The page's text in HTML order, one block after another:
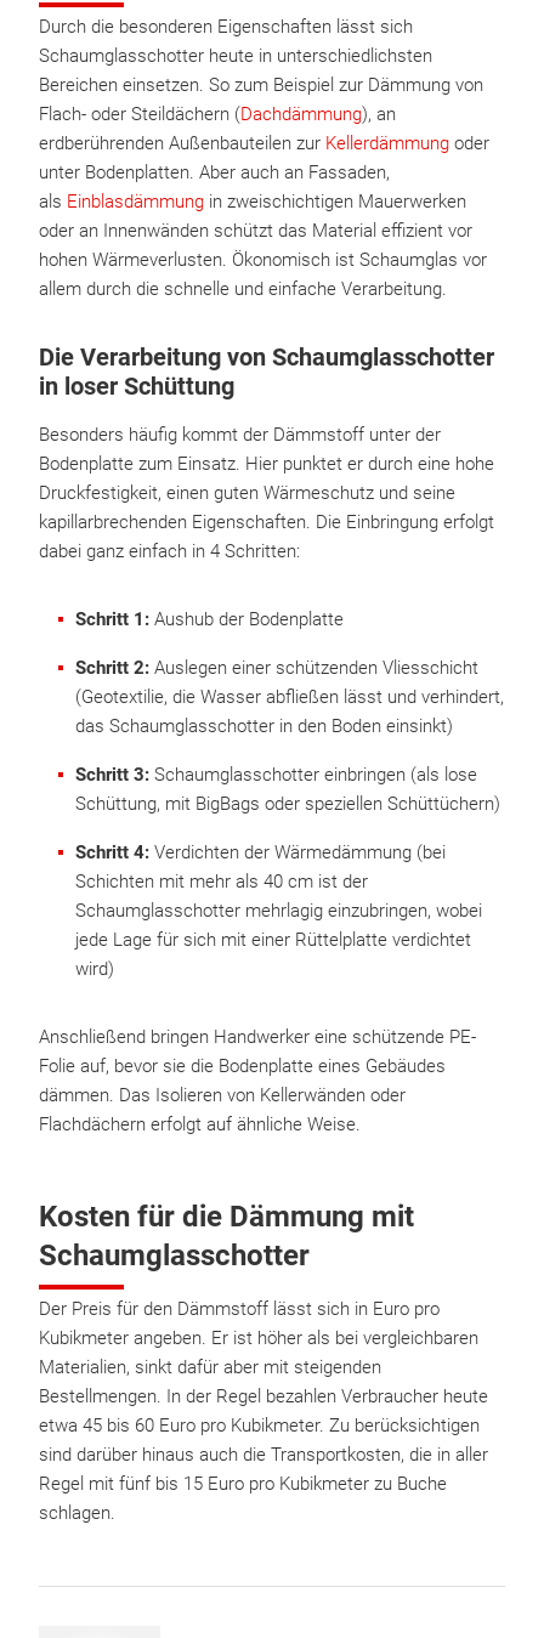
Durch die besonderen Eigenschaften lässt sich
Schaumglasschotter heute in unterschiedlichsten
Bereichen einsetzen. So zum Beispiel zur Dämmung von
Flach- oder Steildächern (Dachdämmung), an
erdberührenden Außenbauteilen zur Kellerdämmung oder
unter Bodenplatten. Aber auch an Fassaden,
als Einblasdämmung in zweischichtigen Mauerwerken
oder an Innenwänden schützt das Material effizient vor
hohen Wärmeverlusten. Ökonomisch ist Schaumglas vor
allem durch die schnelle und einfache Verarbeitung.
Die Verarbeitung von Schaumglasschotter
in loser Schüttung
Besonders häufig kommt der Dämmstoff unter der
Bodenplatte zum Einsatz. Hier punktet er durch eine hohe
Druckfestigkeit, einen guten Wärmeschutz und seine
kapillarbrechenden Eigenschaften. Die Einbringung erfolgt
dabei ganz einfach in 4 Schritten:
Schritt 1: Aushub der Bodenplatte
Schritt 2: Auslegen einer schützenden Vliesschicht
(Geotextilie, die Wasser abfließen lässt und verhindert,
das Schaumglasschotter in den Boden einsinkt)
Schritt 3: Schaumglasschotter einbringen (als lose
Schüttung, mit BigBags oder speziellen Schüttüchern)
Schritt 4: Verdichten der Wärmedämmung (bei
Schichten mit mehr als 40 cm ist der
Schaumglasschotter mehrlagig einzubringen, wobei
jede Lage für sich mit einer Rüttelplatte verdichtet
wird)
Anschließend bringen Handwerker eine schützende PE-
Folie auf, bevor sie die Bodenplatte eines Gebäudes
dämmen. Das Isolieren von Kellerwänden oder
Flachdächern erfolgt auf ähnliche Weise.
Kosten für die Dämmung mit
Schaumglasschotter
Der Preis für den Dämmstoff lässt sich in Euro pro
Kubikmeter angeben. Er ist höher als bei vergleichbaren
Materialien, sinkt dafür aber mit steigenden
Bestellmengen. In der Regel bezahlen Verbraucher heute
etwa 45 bis 60 Euro pro Kubikmeter. Zu berücksichtigen
sind darüber hinaus auch die Transportkosten, die in aller
Regel mit fünf bis 15 Euro pro Kubikmeter zu Buche
schlagen.